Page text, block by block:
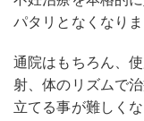
パタリとなくなりま
通院はもちろん、
射、体のリズムで
立てる事が難しくな